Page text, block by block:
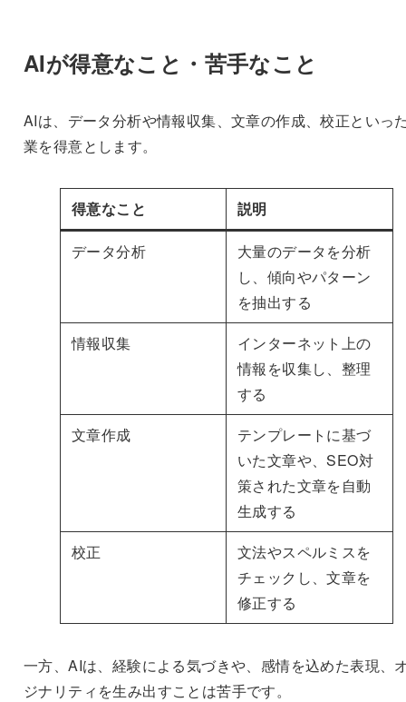
AIが得意なこと・苦手なこと
AIは、データ分析や情報収集、文章の作成、校正といっ
業を得意とします。
得意なこと 説明
データ分析
大量のデータを分析
し、傾向やパターン
を抽出する
情報収集
インターネット上の
情報を収集し、整理
する
文章作成
テンプレートに基づ
いた文章や、SEO対
策された文章を自動
生成する
校正
文法やスペルミスを
チェックし、文章を
修正する
一方、AIは、経験による気づきや、感情を込めた表現、
ジナリティを生み出すことは苦手です。